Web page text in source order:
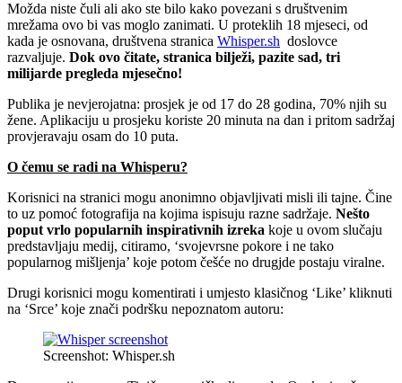
Možda niste čuli ali ako ste bilo kako povezani s društvenim
mrežama ovo bi vas moglo zanimati. U proteklih 18 mjeseci, od
kada je osnovana, društvena stranica Whisper.sh doslovce
razvaljuje. Dok ovo čitate, stranica bilježi, pazite sad, tri
milijarde pregleda mjesečno!
Publika je nevjerojatna: prosjek je od 17 do 28 godina, 70% njih su
žene. Aplikaciju u prosjeku koriste 20 minuta na dan i pritom sadržaj
provjeravaju osam do 10 puta.
O čemu se radi na Whisperu?
Korisnici na stranici mogu anonimno objavljivati misli ili tajne. Čine
to uz pomoć fotografija na kojima ispisuju razne sadržaje. Nešto
poput vrlo popularnih inspirativnih izreka koje u ovom slučaju
predstavljaju medij, citiramo, ‘svojevrsne pokore i ne tako
popularnog mišljenja’ koje potom češće no drugjde postaju viralne.
Drugi korisnici mogu komentirati i umjesto klasičnog ‘Like’ kliknuti
na ‘Srce’ koje znači podršku nepoznatom autoru:
Screenshot: Whisper.sh